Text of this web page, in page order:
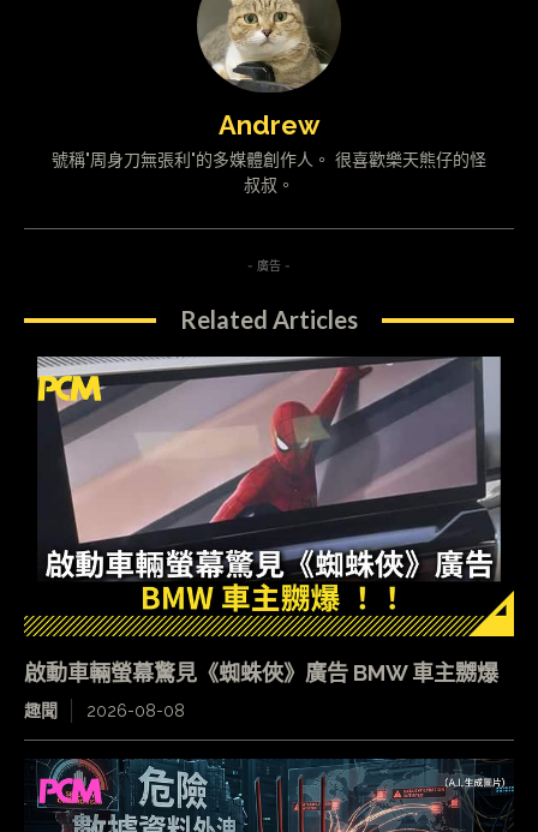
Andrew
號稱"周身刀無張利"的多媒體創作人。 很喜歡樂天熊仔的怪
叔叔。
- 廣告 -
Related Articles
啟動車輛螢幕驚見《蜘蛛俠》廣告 BMW 車主嬲爆
趣聞 2026-08-08